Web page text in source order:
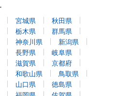
栃木県
群馬県
神奈川県
新潟県
長野県
岐阜県
滋賀県
京都府
和歌山県
鳥取県
山口県
徳島県
福岡県
佐賀県
宮崎県
鹿児島県